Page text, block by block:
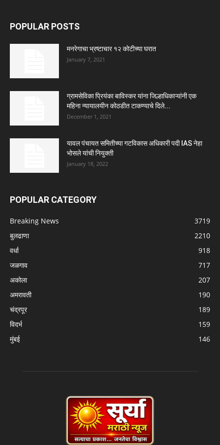
POPULAR POSTS
मनरेगाचा भ्रष्टाचार १२ कोटीच्या घरात
January 7, 2021
ग्रामसेविका प्रियंका बाविस्कर यांना जिल्हाधिकाऱ्यांनी एक
महिना न्यायालयीन कोठडीत टाकण्याचे दिले...
December 1, 2021
यावल पंचायत समितीच्या गटविकास अधिकारी पदी IAS नेहा
भोसले यांची नियुक्ती
January 18, 2022
POPULAR CATEGORY
Breaking News
3719
बुलढाणा
2210
वर्धा
918
जळगाव
717
अकोला
207
अमरावती
190
चंद्रपूर
189
विदर्भ
159
मुंबई
146